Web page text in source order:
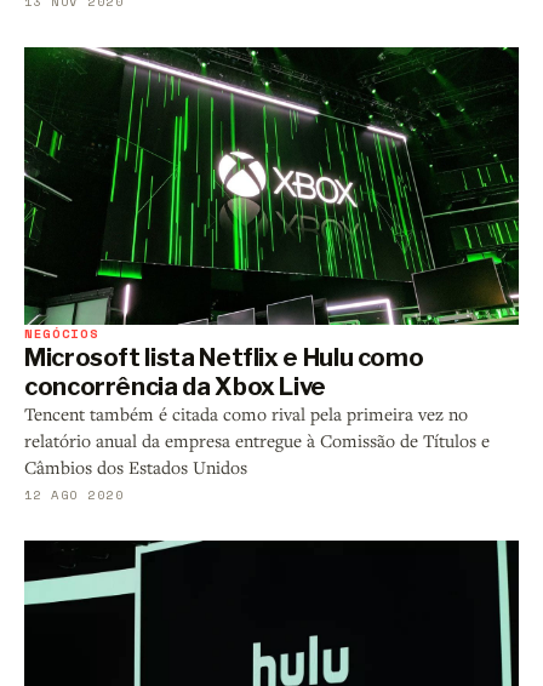
NEGÓCIOS
Microsoft lista Netflix e Hulu como
concorrência da Xbox Live
Tencent também é citada como rival pela primeira vez no
relatório anual da empresa entregue à Comissão de Títulos e
Câmbios dos Estados Unidos
12 AGO 2020